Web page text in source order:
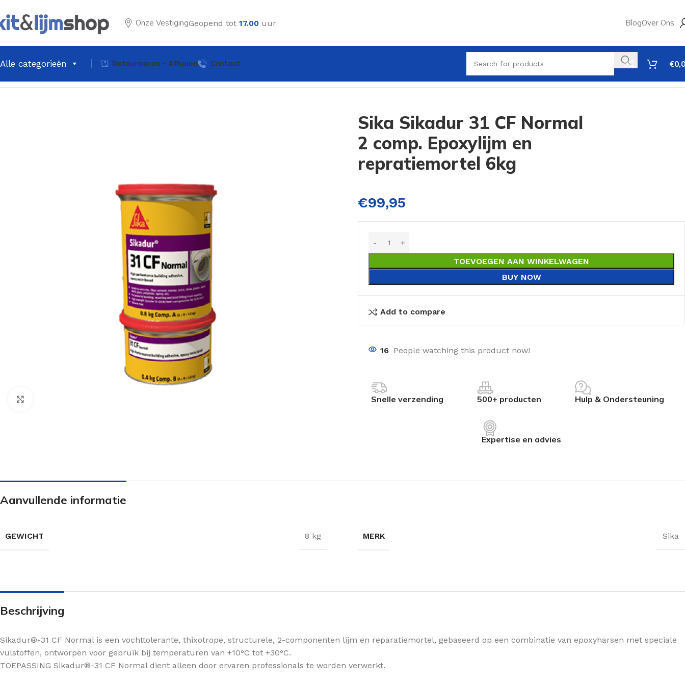
Onze VestigingGeopend tot 17.00 uur BlogOver Ons
Alle categorieën Retourneren – Afhalen Contact €
Sika Sikadur 31 CF Normal
2 comp. Epoxylijm en
repratiemortel 6kg
€99,95
TOEVOEGEN AAN WINKELWAGEN
BUY NOW
Add to compare
16 People watching this product now!
Snelle verzending 500+ producten Hulp & Ondersteuning
Expertise en advies
Aanvullende informatie
GEWICHT 8 kg MERK Sika
Beschrijving
Sikadur®-31 CF Normal is een vochttolerante, thixotrope, structurele, 2-componenten lijm en reparatiemortel, gebaseerd op een combinatie van epoxyharsen met speciale
vulstoffen, ontworpen voor gebruik bij temperaturen van +10°C tot +30°C.
TOEPASSING Sikadur®-31 CF Normal dient alleen door ervaren professionals te worden verwerkt.